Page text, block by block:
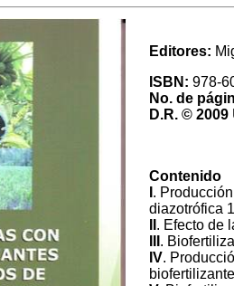
Editores:
ISBN: 978-
No. de
D.R. © 2009
Contenido
.
diazotrófica
. Efecto de
.
IV.